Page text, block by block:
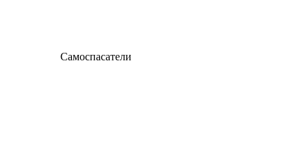
Самоспасатели